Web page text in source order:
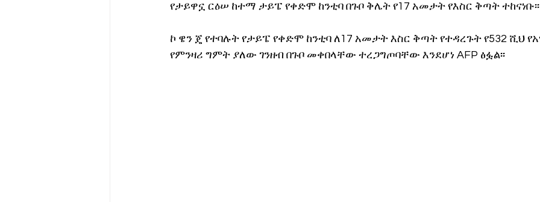
የታይዋኗ ርዕሠ ከተማ ታይፔ የቀድሞ ከንቲባ በጉቦ ቅሌት የ17 አመታት የእስር ቅጣት ተከናነቡ፡፡
ኮ ዌን ጄ የተባሉት የታይፔ የቀድሞ ከንቲባ ለ17 አመታት እስር ቅጣት የተዳረጉት የ532 ሺህ
የምንዛሪ ግምት ያለው ገንዘብ በጉቦ መቀበላቸው ተረጋግጦባቸው እንደሆነ AFP ፅፏል፡፡